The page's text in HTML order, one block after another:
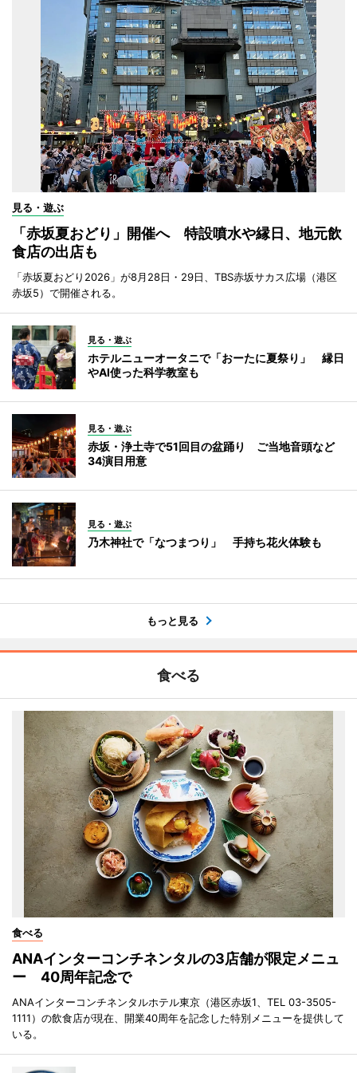
見る・遊ぶ
「赤坂夏おどり」開催へ 特設噴水や縁日、地元飲
食店の出店も
「赤坂夏おどり2026」が8月28日・29日、TBS赤坂サカス広場（港区
赤坂5）で開催される。
見る・遊ぶ
ホテルニューオータニで「おーたに夏祭り」 縁日
やAI使った科学教室も
見る・遊ぶ
赤坂・浄土寺で51回目の盆踊り ご当地音頭など
34演目用意
見る・遊ぶ
乃木神社で「なつまつり」 手持ち花火体験も
もっと見る
食べる
食べる
ANAインターコンチネンタルの3店舗が限定メニュ
ー 40周年記念で
ANAインターコンチネンタルホテル東京（港区赤坂1、TEL 03-3505-
1111）の飲食店が現在、開業40周年を記念した特別メニューを提供して
いる。